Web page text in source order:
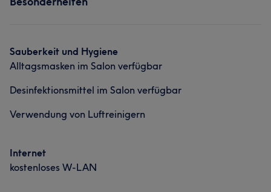
Sauberkeit und Hygiene
Alltagsmasken im Salon verfügbar
Desinfektionsmittel im Salon verfügbar
Verwendung von Luftreinigern
Internet
kostenloses W-LAN